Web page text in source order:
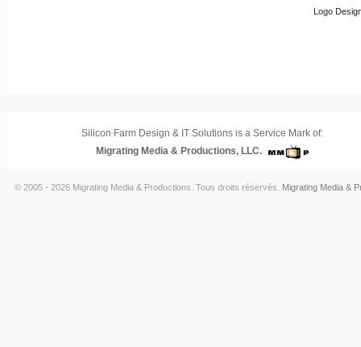
Logo
Silicon Farm Design & IT Solutions is a Service Mark of:
Migrating Media & Productions, LLC.
© 2005 - 2026 Migrating Media & Productions. Tous droits réservés. Migrating Media &